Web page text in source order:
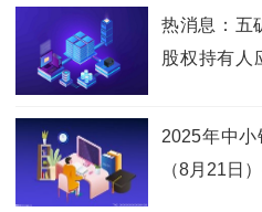
热消息：五
股权持有人
2025年中小
（8月21日